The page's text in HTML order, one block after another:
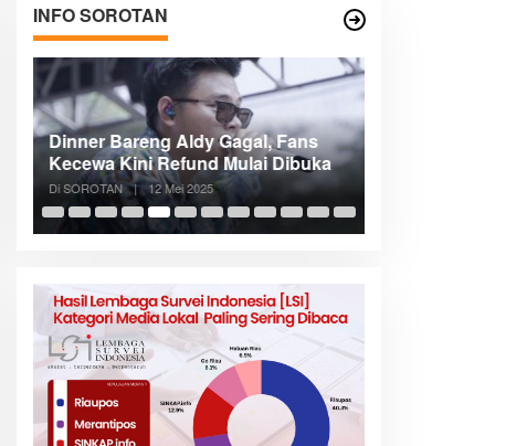
INFO SOROTAN
Dinner Bareng Aldy Gagal, Fans
Kecewa Kini Refund Mulai Dibuka
Di SOROTAN | 12 Mei 2025